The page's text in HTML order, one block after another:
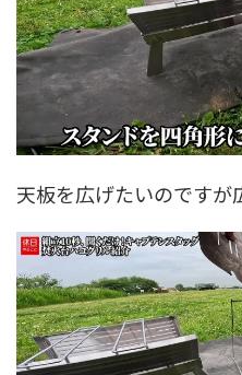
天板を広げたいのですが